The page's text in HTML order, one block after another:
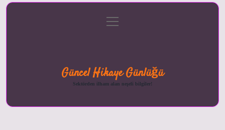
menüyü
aç
Güncel Hikaye Günlüğü
Sektörden ilham alan neşeli bilgiler!